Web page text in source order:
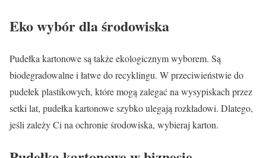
Eko wybór dla środowiska
Pudełka kartonowe są także ekologicznym wyborem. Są
biodegradowalne i łatwe do recyklingu. W przeciwieństwie do
pudełek plastikowych, które mogą zalegać na wysypiskach przez
setki lat, pudełka kartonowe szybko ulegają rozkładowi. Dlatego,
jeśli zależy Ci na ochronie środowiska, wybieraj karton.